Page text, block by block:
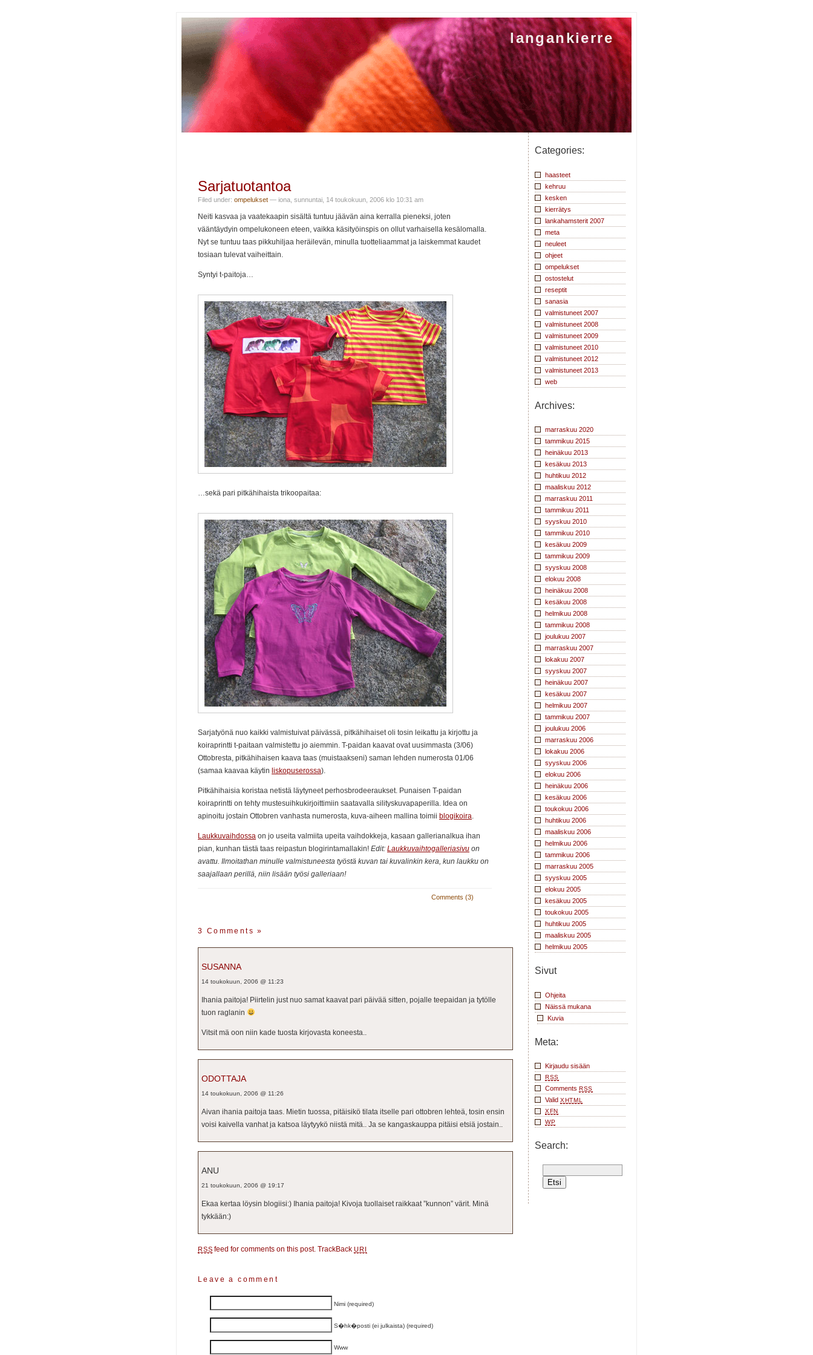
langankierre
Sarjatuotantoa
Filed under: ompelukset — iona, sunnuntai, 14 toukokuun, 2006 klo 10:31 am
Neiti kasvaa ja vaatekaapin sisältä tuntuu jäävän aina kerralla pieneksi, joten
vääntäydyin ompelukoneen eteen, vaikka käsityöinspis on ollut varhaisella kesälomalla.
Nyt se tuntuu taas pikkuhiljaa heräilevän, minulla tuotteliaammat ja laiskemmat kaudet
tosiaan tulevat vaiheittain.
Syntyi t-paitoja…
…sekä pari pitkähihaista trikoopaitaa:
Sarjatyönä nuo kaikki valmistuivat päivässä, pitkähihaiset oli tosin leikattu ja kirjottu ja
koiraprintti t-paitaan valmistettu jo aiemmin. T-paidan kaavat ovat uusimmasta (3/06)
Ottobresta, pitkähihaisen kaava taas (muistaakseni) saman lehden numerosta 01/06
(samaa kaavaa käytin liskopuserossa).
Pitkähihaisia koristaa netistä läytyneet perhosbrodeeraukset. Punaisen T-paidan
koiraprintti on tehty mustesuihkukirjoittimiin saatavalla silityskuvapaperilla. Idea on
apinoitu jostain Ottobren vanhasta numerosta, kuva-aiheen mallina toimii blogikoira.
Laukkuvaihdossa on jo useita valmiita upeita vaihdokkeja, kasaan gallerianalkua ihan
pian, kunhan tästä taas reipastun blogirintamallakin! Edit: Laukkuvaihtogalleriasivu on
avattu. Ilmoitathan minulle valmistuneesta työstä kuvan tai kuvalinkin kera, kun laukku on
saajallaan perillä, niin lisään työsi galleriaan!
Comments (3)
3 Comments»
SUSANNA
14 toukokuun, 2006 @ 11:23
Ihania paitoja! Piirtelin just nuo samat kaavat pari päivää sitten, pojalle teepaidan ja tytölle
tuon raglanin
Vitsit mä oon niin kade tuosta kirjovasta koneesta..
ODOTTAJA
14 toukokuun, 2006 @ 11:26
Aivan ihania paitoja taas. Mietin tuossa, pitäisikö tilata itselle pari ottobren lehteä, tosin ensin
voisi kaivella vanhat ja katsoa läytyykö niistä mitä.. Ja se kangaskauppa pitäisi etsiä jostain..
ANU
21 toukokuun, 2006 @ 19:17
Ekaa kertaa löysin blogiisi:) Ihania paitoja! Kivoja tuollaiset raikkaat ”kunnon” värit. Minä
tykkään:)
RSS feed for comments on this post. TrackBackURI
Leave a comment
Nimi (required)
S�hk�posti (ei julkaista) (required)
Www
Categories:
haasteet
kehruu
kesken
kierrätys
lankahamsterit 2007
meta
neuleet
ohjeet
ompelukset
ostostelut
reseptit
sanasia
valmistuneet 2007
valmistuneet 2008
valmistuneet 2009
valmistuneet 2010
valmistuneet 2012
valmistuneet 2013
web
Archives:
marraskuu 2020
tammikuu 2015
heinäkuu 2013
kesäkuu 2013
huhtikuu 2012
maaliskuu 2012
marraskuu 2011
tammikuu 2011
syyskuu 2010
tammikuu 2010
kesäkuu 2009
tammikuu 2009
syyskuu 2008
elokuu 2008
heinäkuu 2008
kesäkuu 2008
helmikuu 2008
tammikuu 2008
joulukuu 2007
marraskuu 2007
lokakuu 2007
syyskuu 2007
heinäkuu 2007
kesäkuu 2007
helmikuu 2007
tammikuu 2007
joulukuu 2006
marraskuu 2006
lokakuu 2006
syyskuu 2006
elokuu 2006
heinäkuu 2006
kesäkuu 2006
toukokuu 2006
huhtikuu 2006
maaliskuu 2006
helmikuu 2006
tammikuu 2006
marraskuu 2005
syyskuu 2005
elokuu 2005
kesäkuu 2005
toukokuu 2005
huhtikuu 2005
maaliskuu 2005
helmikuu 2005
Sivut
Ohjeita
Näissä mukana
Kuvia
Meta:
Kirjaudu sisään
RSS
Comments RSS
Valid XHTML
XFN
WP
Search: